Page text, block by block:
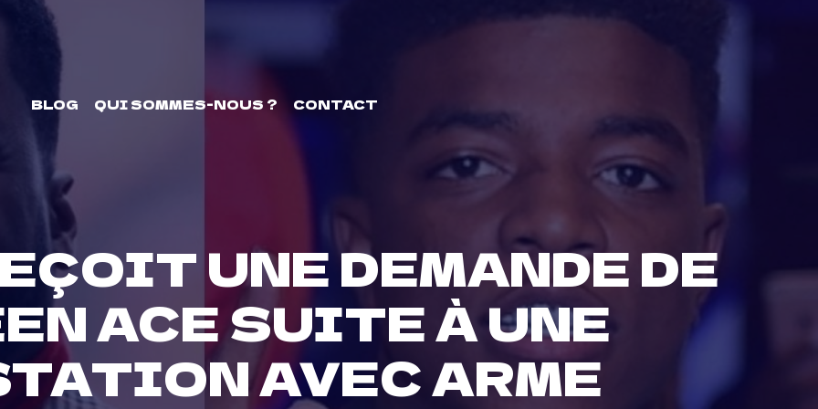
BLOG QUI SOMMES-NOUS ? CONTACT
UNE DEMANDE DE
ACE SUITE À UNE
AVEC ARME